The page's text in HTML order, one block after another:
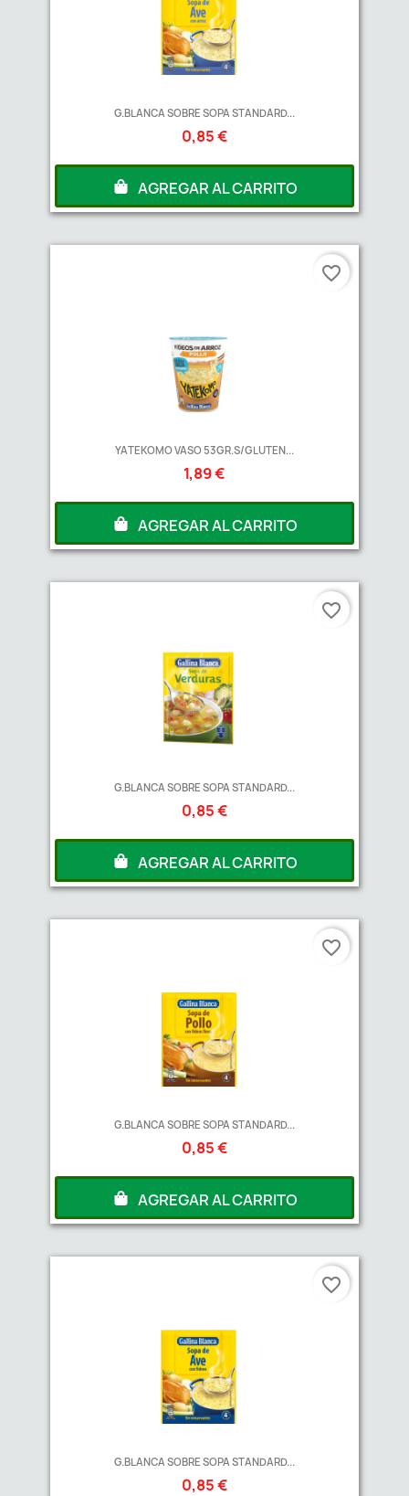
G.BLANCA SOBRE SOPA STANDARD...
0,85 €
AGREGAR AL CARRITO
YATEKOMO VASO 53GR.S/GLUTEN...
1,89 €
AGREGAR AL CARRITO
favorite_border
G.BLANCA SOBRE SOPA STANDARD...
0,85 €
AGREGAR AL CARRITO
favorite_border
G.BLANCA SOBRE SOPA STANDARD...
0,85 €
AGREGAR AL CARRITO
favorite_border
G.BLANCA SOBRE SOPA STANDARD...
0,85 €
favorite_border